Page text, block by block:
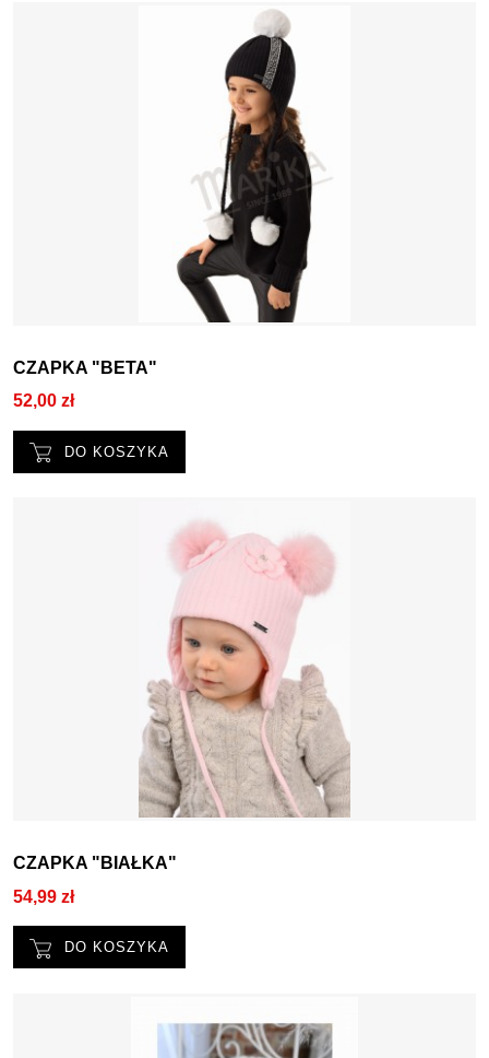
CZAPKA "BETA"
52,00 zł
DO KOSZYKA
CZAPKA "BIAŁKA"
54,99 zł
DO KOSZYKA